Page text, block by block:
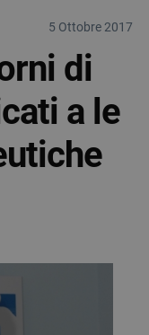
5 Ottobre 2017
di
a le